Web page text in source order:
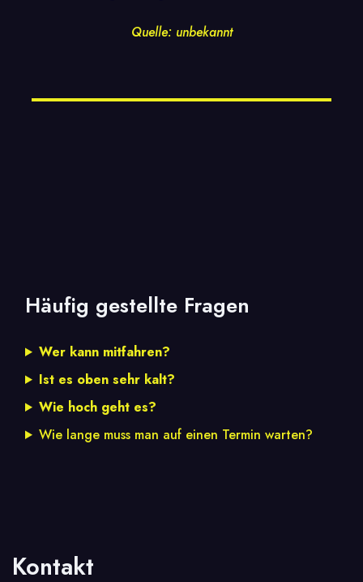
Quelle: unbekannt
Häufig gestellte Fragen
Wer kann mitfahren?
Ist es oben sehr kalt?
Wie hoch geht es?
Wie lange muss man auf einen Termin warten?
Kontakt